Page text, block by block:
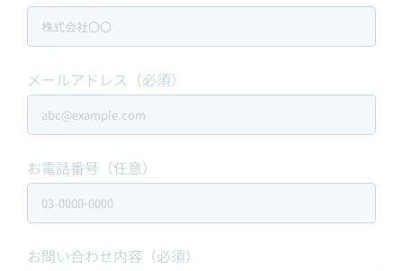
メールアドレス（必須）
お電話番号（任意）
お問い合わせ内容（必須）